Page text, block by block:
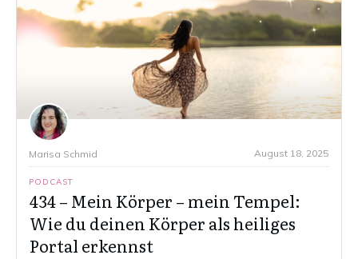
Marisa Schmid August 18, 2025
PODCAST
434 – Mein Körper – mein Tempel:
Wie du deinen Körper als heiliges
Portal erkennst